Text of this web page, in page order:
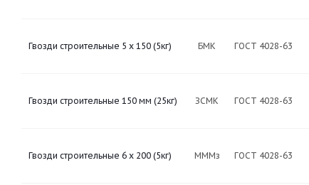
Гвозди строительные 5 х 150 (5кг) БМК ГОСТ 4028-63
Гвозди строительные 150 мм (25кг) ЗСМК ГОСТ 4028-63
Гвозди строительные 6 х 200 (5кг) МММз ГОСТ 4028-63